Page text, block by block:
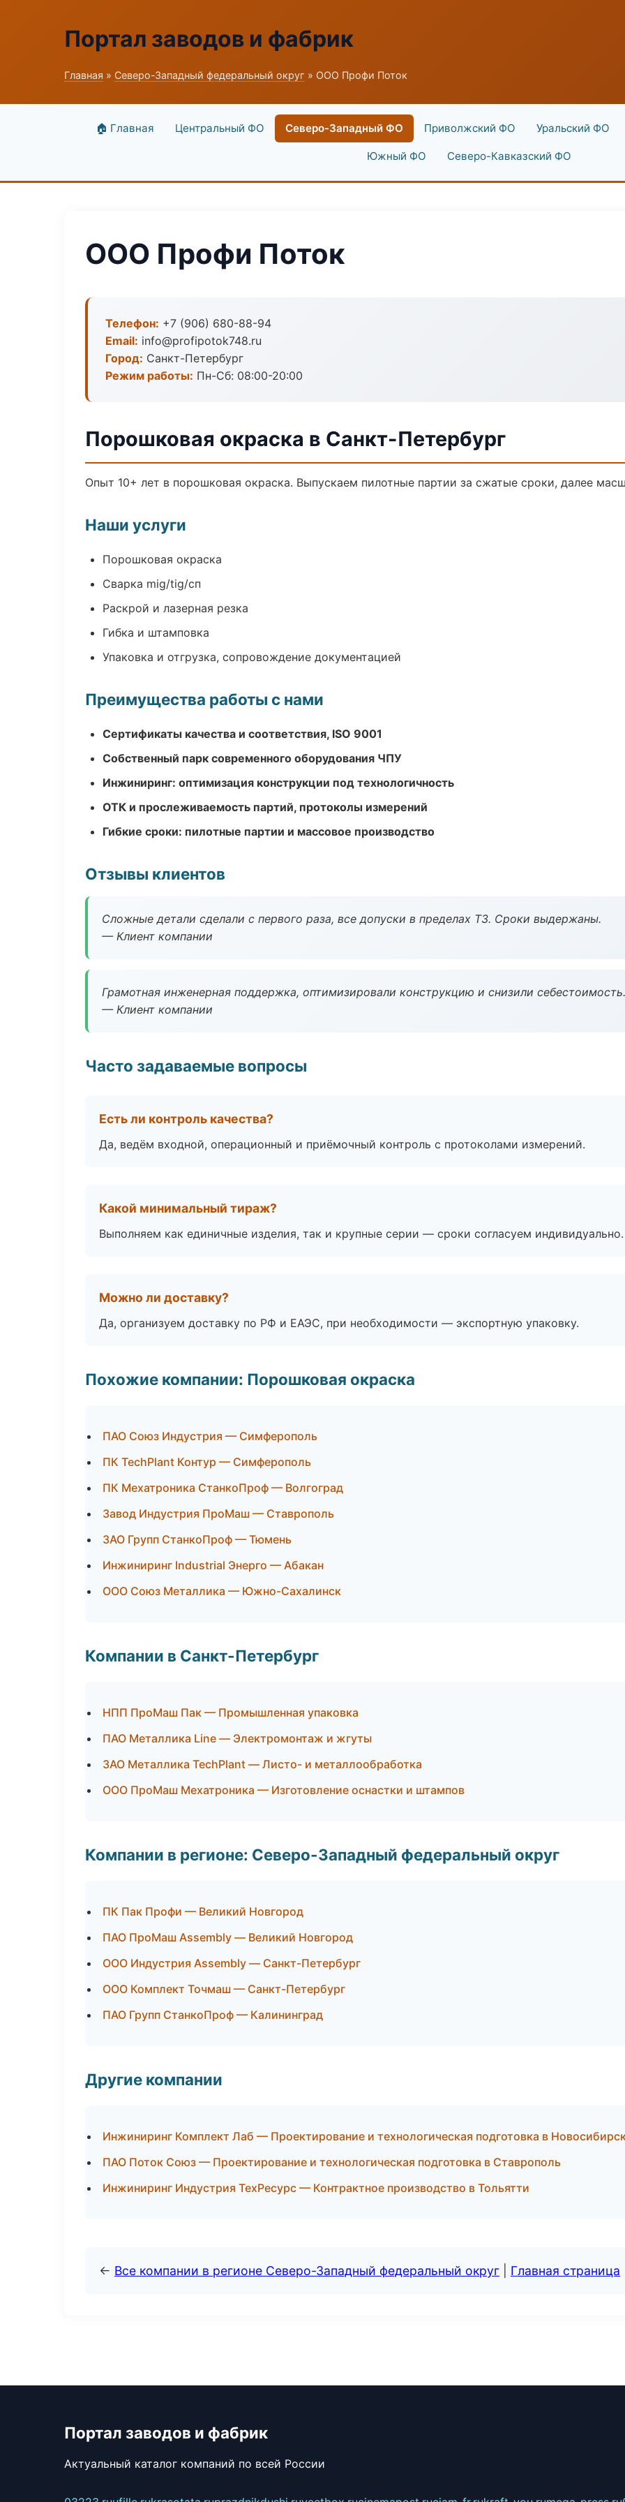
Портал заводов и фабрик
Главная » Северо-Западный федеральный округ » ООО Профи Поток
🏠 Главная Центральный ФО Северо-Западный ФО Приволжский ФО Уральский ФО
Южный ФО Северо-Кавказский ФО
ООО Профи Поток
Телефон: +7 (906) 680-88-94
Email: info@profipotok748.ru
Город: Санкт-Петербург
Режим работы: Пн-Сб: 08:00-20:00
Порошковая окраска в Санкт-Петербург
Опыт 10+ лет в порошковая окраска. Выпускаем пилотные партии за сжатые сроки, далее
Наши услуги
Порошковая окраска
Сварка mig/tig/сп
Раскрой и лазерная резка
Гибка и штамповка
Упаковка и отгрузка, сопровождение документацией
Преимущества работы с нами
Сертификаты качества и соответствия, ISO 9001
Собственный парк современного оборудования ЧПУ
Инжиниринг: оптимизация конструкции под технологичность
ОТК и прослеживаемость партий, протоколы измерений
Гибкие сроки: пилотные партии и массовое производство
Отзывы клиентов
Сложные детали сделали с первого раза, все допуски в пределах ТЗ. Сроки выдержаны.
— Клиент компании
Грамотная инженерная поддержка, оптимизировали конструкцию и снизили себестоимость.
— Клиент компании
Часто задаваемые вопросы
Есть ли контроль качества?
Да, ведём входной, операционный и приёмочный контроль с протоколами измерений.
Какой минимальный тираж?
Выполняем как единичные изделия, так и крупные серии — сроки согласуем индивидуально.
Можно ли доставку?
Да, организуем доставку по РФ и ЕАЭС, при необходимости — экспортную упаковку.
Похожие компании: Порошковая окраска
ПАО Союз Индустрия — Симферополь
ПК TechPlant Контур — Симферополь
ПК Мехатроника СтанкоПроф — Волгоград
Завод Индустрия ПроМаш — Ставрополь
ЗАО Групп СтанкоПроф — Тюмень
Инжиниринг Industrial Энерго — Абакан
ООО Союз Металлика — Южно-Сахалинск
Компании в Санкт-Петербург
НПП ПроМаш Пак — Промышленная упаковка
ПАО Металлика Line — Электромонтаж и жгуты
ЗАО Металлика TechPlant — Листо- и металлообработка
ООО ПроМаш Мехатроника — Изготовление оснастки и штампов
Компании в регионе: Северо-Западный федеральный округ
ПК Пак Профи — Великий Новгород
ПАО ПроМаш Assembly — Великий Новгород
ООО Индустрия Assembly — Санкт-Петербург
ООО Комплект Точмаш — Санкт-Петербург
ПАО Групп СтанкоПроф — Калининград
Другие компании
Инжиниринг Комплект Лаб — Проектирование и технологическая подготовка в
ПАО Поток Союз — Проектирование и технологическая подготовка в Ставрополь
Инжиниринг Индустрия ТехРесурс — Контрактное производство в Тольятти
← Все компании в регионе Северо-Западный федеральный округ Главная страница
Портал заводов и фабрик
Актуальный каталог компаний по всей России